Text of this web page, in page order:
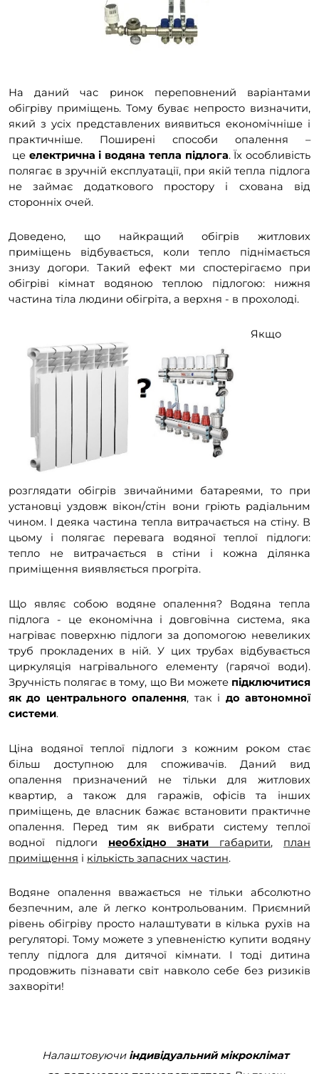
На даний час ринок переповнений варіантами
обігріву приміщень. Тому буває непросто визначити,
який з усіх представлених виявиться економічніше і
практичніше. Поширені способи опалення –
це електрична і водяна тепла підлога. Їх особливість
полягає в зручній експлуатації, при якій тепла підлога
не займає додаткового простору і схована від
сторонніх очей.
Доведено, що найкращий обігрів житлових
приміщень відбувається, коли тепло піднімається
знизу догори. Такий ефект ми спостерігаємо при
обігріві кімнат водяною теплою підлогою: нижня
частина тіла людини обігріта, а верхня - в прохолоді.
Якщо
розглядати обігрів звичайними батареями, то при
установці уздовж вікон/стін вони гріють радіальним
чином. І деяка частина тепла витрачається на стіну. В
цьому і полягає перевага водяної теплої підлоги:
тепло не витрачається в стіни і кожна ділянка
приміщення виявляється прогріта.
Що являє собою водяне опалення? Водяна тепла
підлога - це економічна і довговічна система, яка
нагріває поверхню підлоги за допомогою невеликих
труб прокладених в ній. У цих трубах відбувається
циркуляція нагрівального елементу (гарячої води).
Зручність полягає в тому, що Ви можете підключитися
як до центрального опалення, так і до автономної
системи.
Ціна водяної теплої підлоги з кожним роком стає
більш доступною для споживачів. Даний вид
опалення призначений не тільки для житлових
квартир, а також для гаражів, офісів та інших
приміщень, де власник бажає встановити практичне
опалення. Перед тим як вибрати систему теплої
водної підлоги необхідно знати габарити, план
приміщення і кількість запасних частин.
Водяне опалення вважається не тільки абсолютно
безпечним, але й легко контрольованим. Приємний
рівень обігріву просто налаштувати в кілька рухів на
регуляторі. Тому можете з упевненістю купити водяну
теплу підлога для дитячої кімнати. І тоді дитина
продовжить пізнавати світ навколо себе без ризиків
захворіти!
Налаштовуючи індивідуальний мікроклімат